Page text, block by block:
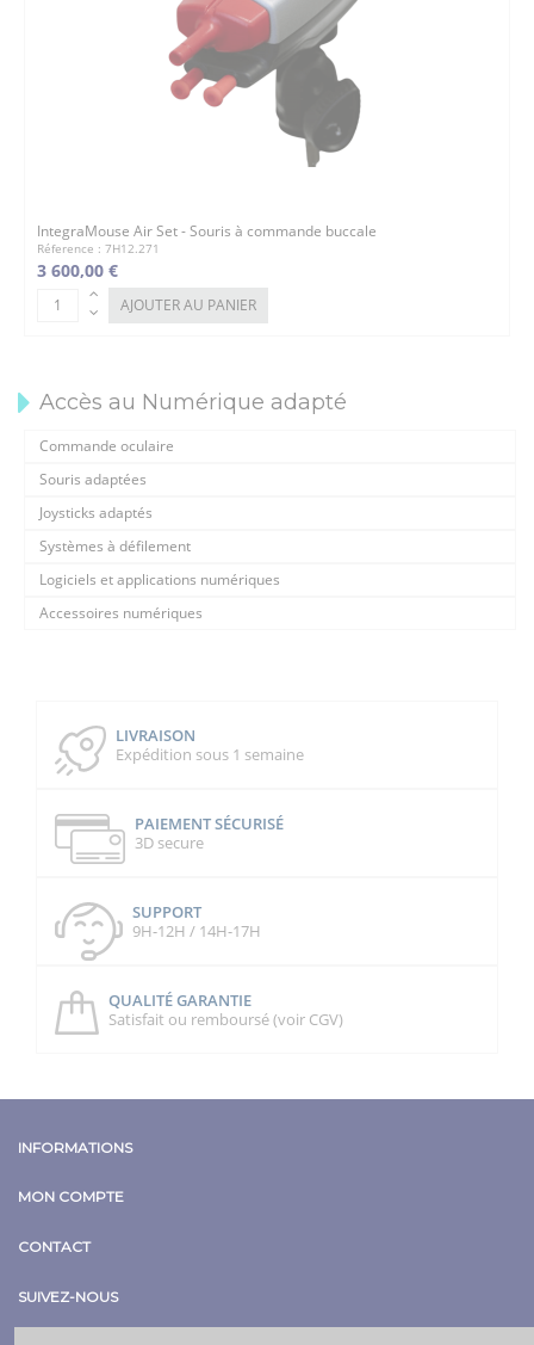
IntegraMouse Air Set - Souris à commande buccale
Réference : 7H12.271
3 600,00 €
AJOUTER AU PANIER
Accès au Numérique adapté
Commande oculaire
Souris adaptées
Joysticks adaptés
Systèmes à défilement
Logiciels et applications numériques
Accessoires numériques
LIVRAISON
Expédition sous 1 semaine
PAIEMENT SÉCURISÉ
3D secure
SUPPORT
9H-12H / 14H-17H
QUALITÉ GARANTIE
Satisfait ou remboursé (voir CGV)
INFORMATIONS
MON COMPTE
CONTACT
SUIVEZ-NOUS